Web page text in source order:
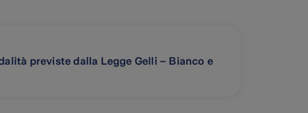
previste dalla Legge Gelli – Bianco e